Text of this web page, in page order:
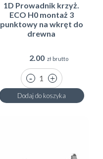
1D Prowadnik krzyż.
ECO H0 montaż 3
punktowy na wkręt do
drewna
2.00 zł brutto
Dodaj do koszyka